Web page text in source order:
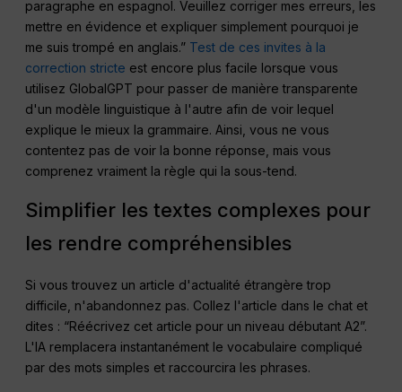
paragraphe en espagnol. Veuillez corriger mes erreurs, les
mettre en évidence et expliquer simplement pourquoi je
me suis trompé en anglais.” Test de ces invites à la
correction stricte est encore plus facile lorsque vous
utilisez GlobalGPT pour passer de manière transparente
d'un modèle linguistique à l'autre afin de voir lequel
explique le mieux la grammaire. Ainsi, vous ne vous
contentez pas de voir la bonne réponse, mais vous
comprenez vraiment la règle qui la sous-tend.
Simplifier les textes complexes pour
les rendre compréhensibles
Si vous trouvez un article d'actualité étrangère trop
difficile, n'abandonnez pas. Collez l'article dans le chat et
dites : “Réécrivez cet article pour un niveau débutant A2”.
L'IA remplacera instantanément le vocabulaire compliqué
par des mots simples et raccourcira les phrases.